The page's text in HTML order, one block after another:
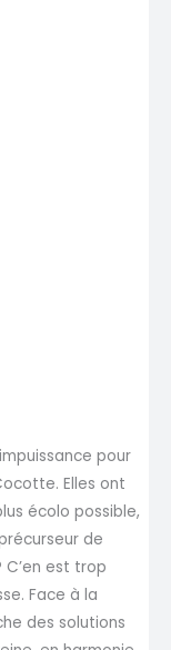
pour
Elles ont
écolo possible,
de
est trop
Face à la
des solutions